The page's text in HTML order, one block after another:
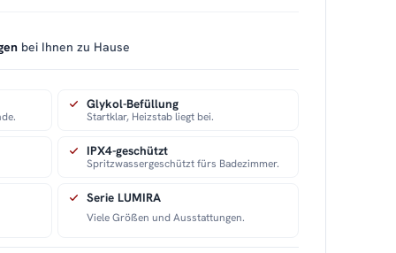
bei Ihnen zu Hause
Glykol-Befüllung
Startklar, Heizstab liegt bei.
IPX4-geschützt
Spritzwassergeschützt fürs Badezimmer.
Serie LUMIRA
Viele Größen und Ausstattungen.